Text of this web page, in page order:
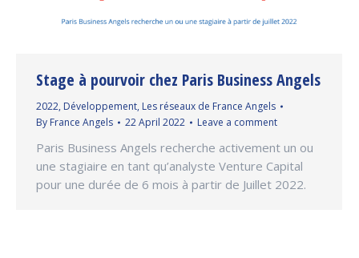
Stage à pourvoir chez Paris Business Angels
2022, Développement, Les réseaux de France Angels
By France Angels 22 April 2022 Leave a comment
Paris Business Angels recherche activement un ou
une stagiaire en tant qu’analyste Venture Capital
pour une durée de 6 mois à partir de Juillet 2022.